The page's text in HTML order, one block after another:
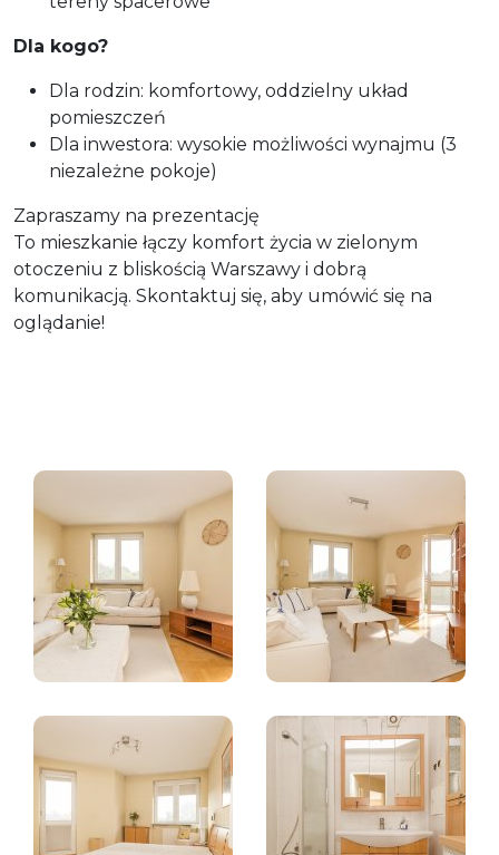
Dla kogo?
Dla rodzin: komfortowy, oddzielny układ
pomieszczeń
Dla inwestora: wysokie możliwości wynajmu (3
niezależne pokoje)
Zapraszamy na prezentację
To mieszkanie łączy komfort życia w zielonym
otoczeniu z bliskością Warszawy i dobrą
komunikacją. Skontaktuj się, aby umówić się na
oglądanie!